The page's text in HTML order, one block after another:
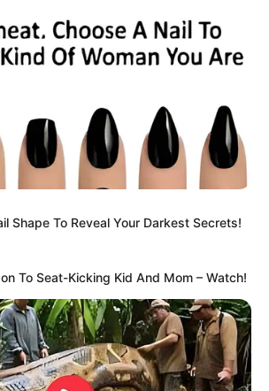
de Assis firmam termo de
aos produtores rurais
1600 1601 1602 1603 › »
Shape To Reveal Your Darkest Secrets!
To Seat-Kicking Kid And Mom – Watch!